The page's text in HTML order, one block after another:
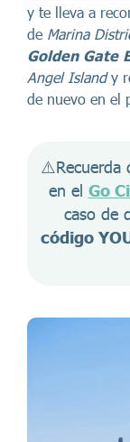
y te lleva a
de Marina
Golden Gate
Angel Islandy
de nuevo en el
⚠️Recuerda
en el Go
código